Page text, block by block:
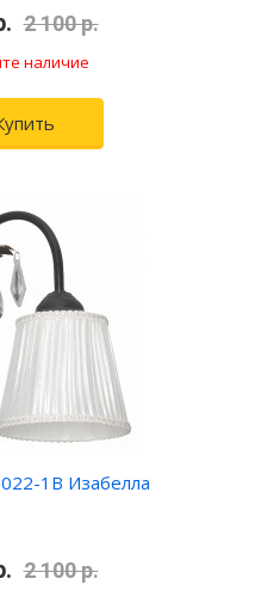
2 100 р.
наличие
1B Изабелла
2 100 р.